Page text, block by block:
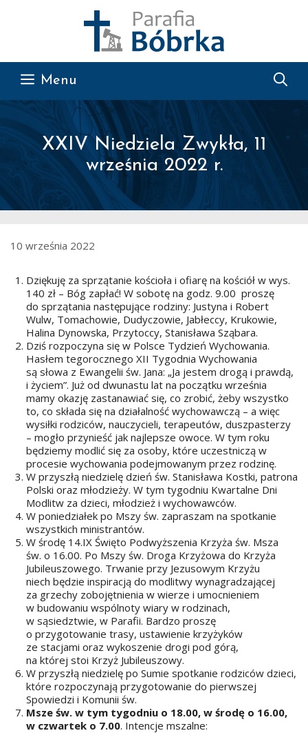
Menu
XXIV Niedziela Zwykła, 11
września 2022 r.
10 września 2022
Dziękuję za sprzątanie kościoła i ofiarę na kościół w wys.
140 zł – Bóg zapłać! W sobotę na godz. 9.00 proszę
do sprzątania następujące rodziny: Justyna i Robert
Wulw, Tomachowie, Dudyczowie, Jabłeccy, Krukowie,
Halina Dynowska, Przytoccy, Stanisława Sząbara.
Dziś rozpoczyna się w Polsce Tydzień Wychowania.
Hasłem tegorocznego XII Tygodnia Wychowania
są słowa z Ewangelii św. Jana: „Ja jestem drogą i prawdą,
i życiem”. Już od dwunastu lat na początku września
mamy okazję zastanawiać się, co zrobić, żeby wszystko
to, co składa się na działalność wychowawczą – a więc
wysiłki rodziców, nauczycieli, terapeutów, duszpasterzy
– mogło przynieść jak najlepsze owoce. W tym roku
będziemy modlić się za osoby, które uczestniczą w
procesie wychowania podejmowanym przez rodzinę.
W przyszłą niedzielę dzień św. Stanisława Kostki, patrona
Polski oraz młodzieży. W tym tygodniu Kwartalne Dni
Modlitw za dzieci, młodzież i wychowawców.
W poniedziałek po Mszy św. zapraszam na spotkanie
wszystkich ministrantów.
W środę 14.IX Święto Podwyższenia Krzyża św. Msza
św. o 16.00. Po Mszy św. Droga Krzyżowa do Krzyża
Jubileuszowego. Trwanie przy Jezusowym Krzyżu
niech będzie inspiracją do modlitwy wynagradzającej
za grzechy zobojętnienia w wierze i umocnieniem
w budowaniu wspólnoty wiary w rodzinach,
w sąsiedztwie, w Parafii. Bardzo proszę
o przygotowanie trasy, ustawienie krzyżyków
ze stacjami oraz wykoszenie drogi pod górą,
na której stoi Krzyż Jubileuszowy.
W przyszłą niedzielę po Sumie spotkanie rodziców dzieci,
które rozpoczynają przygotowanie do pierwszej
Spowiedzi i Komunii św.
Msze św. w tym tygodniu o 18.00, w środę o 16.00,
w czwartek o 7.00. Intencje mszalne: